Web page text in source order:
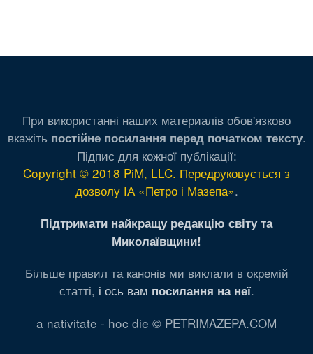
При використанні наших материалів обов'язково
вкажіть постійне посилання перед початком тексту.
Підпис для кожної публікації:
Copyright © 2018 PiM, LLC. Передруковується з
дозволу ІА «Петро і Мазепа».
Підтримати найкращу редакцію світу та
Миколаївщини!
Більше правил та канонів ми виклали в окремій
статті, і ось вам посилання на неї.
a nativitate - hoc die © PETRIMAZEPA.COM